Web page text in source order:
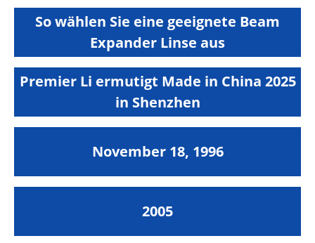
So wählen Sie eine geeignete Beam
Expander Linse aus
Premier Li ermutigt Made in China 2025
in Shenzhen
November 18, 1996
2005